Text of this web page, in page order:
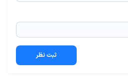
ثبت نظر